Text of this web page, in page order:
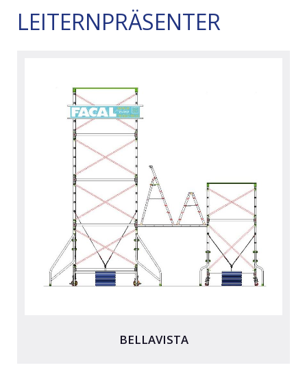
LEITERN
HAUSHALTSLEITERN
RAMPEN
LEITERNPRÄSENTER
ZUBEHÖR, ERSATZTEILE UND KOMPONENTEN
LEITERNPRÄSENTER
BELLAVISTA